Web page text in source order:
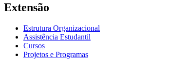
Extensão
Estrutura Organizacional
Assistência Estudantil
Cursos
Projetos e Programas